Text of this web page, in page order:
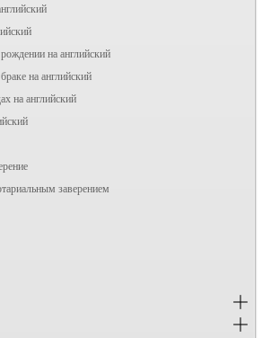
на английский
на английский
на английский
заверением